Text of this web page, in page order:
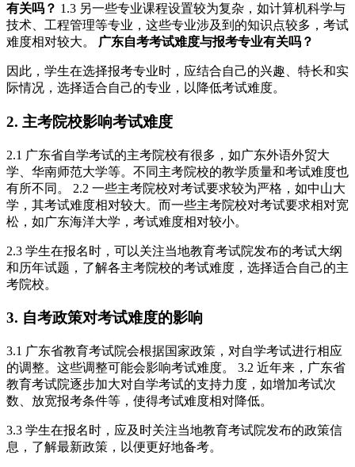
有关吗？ 1.3 另一些专业课程设置较为复杂，如计算机科学与
技术、工程管理等专业，这些专业涉及到的知识点较多，考试
难度相对较大。
广东自考考试难度与报考专业有关吗？
因此，学生在选择报考专业时，应结合自己的兴趣、特长和实
际情况，选择适合自己的专业，以降低考试难度。
2. 主考院校影响考试难度
2.1 广东省自学考试的主考院校有很多，如广东外语外贸大
学、华南师范大学等。不同主考院校的教学质量和考试难度也
有所不同。 2.2 一些主考院校对考试要求较为严格，如中山大
学，其考试难度相对较大。而一些主考院校对考试要求相对宽
松，如广东海洋大学，考试难度相对较小。
2.3 学生在报名时，可以关注当地教育考试院发布的考试大纲
和历年试题，了解各主考院校的考试难度，选择适合自己的主
考院校。
3. 自考政策对考试难度的影响
3.1 广东省教育考试院会根据国家政策，对自学考试进行相应
的调整。这些调整可能会影响考试难度。 3.2 近年来，广东省
教育考试院逐步加大对自学考试的支持力度，如增加考试次
数、放宽报考条件等，使得考试难度相对降低。
3.3 学生在报名时，应及时关注当地教育考试院发布的政策信
息，了解最新政策，以便更好地备考。